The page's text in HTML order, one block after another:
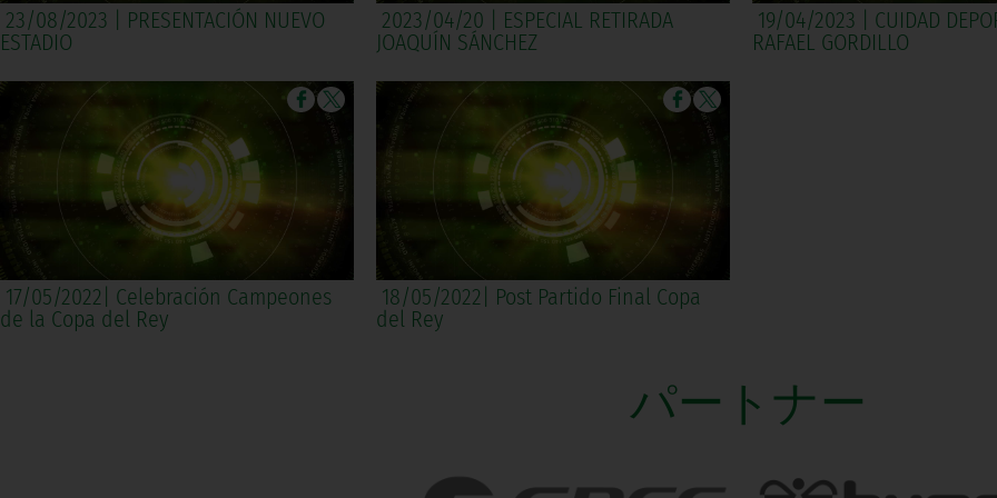
23/08/2023 | PRESENTACIÓN NUEVO
ESTADIO
2023/04/20 | ESPECIAL RETIRADA
JOAQUÍN SÁNCHEZ
19/04/2023 | CUIDAD
RAFAEL GORDILLO
17/05/2022| Celebración Campeones
de la Copa del Rey
18/05/2022| Post Partido Final Copa
del Rey
パートナー